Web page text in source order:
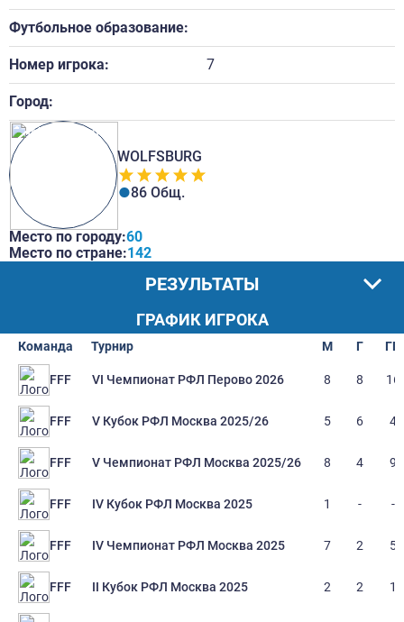
Футбольное образование:
Номер игрока: 7
Город:
WOLFSBURG
86 Общ.
Место по городу:60
Место по стране:142
РЕЗУЛЬТАТЫ
ГРАФИК ИГРОКА
Команда Турнир М Г ГП
FFF VI Чемпионат РФЛ Перово 2026 8 8 16
FFF V Кубок РФЛ Москва 2025/26 5 6 4
FFF V Чемпионат РФЛ Москва 2025/26 8 4 9
FFF IV Кубок РФЛ Москва 2025 1 - -
FFF IV Чемпионат РФЛ Москва 2025 7 2 5
FFF II Кубок РФЛ Москва 2025 2 2 1